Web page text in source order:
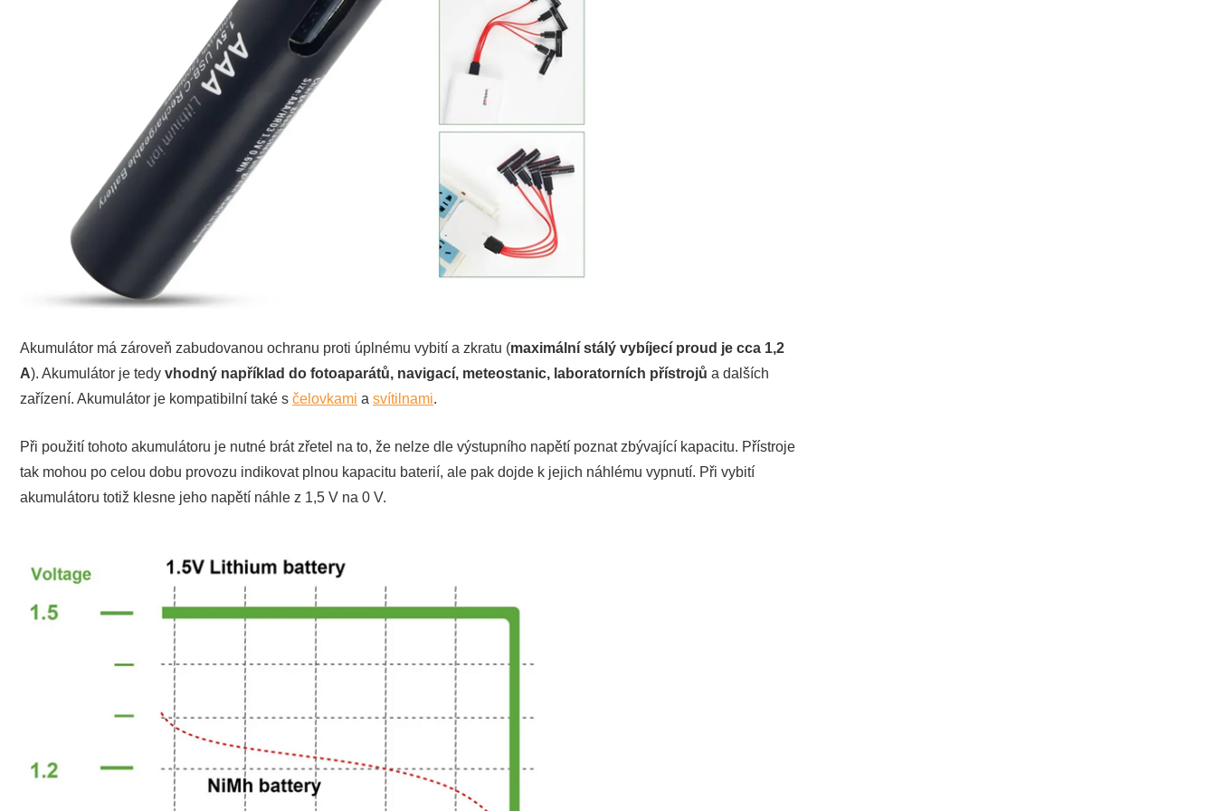
Akumulátor má zároveň zabudovanou ochranu proti úplnému vybití a zkratu (maximální stálý vybíjecí proud je cca 1,2
A). Akumulátor je tedy vhodný například do fotoaparátů, navigací, meteostanic, laboratorních přístrojů a dalších
zařízení. Akumulátor je kompatibilní také s čelovkami a svítilnami.
Při použití tohoto akumulátoru je nutné brát zřetel na to, že nelze dle výstupního napětí poznat zbývající kapacitu. Přístroje
tak mohou po celou dobu provozu indikovat plnou kapacitu baterií, ale pak dojde k jejich náhlému vypnutí. Při vybití
akumulátoru totiž klesne jeho napětí náhle z 1,5 V na 0 V.